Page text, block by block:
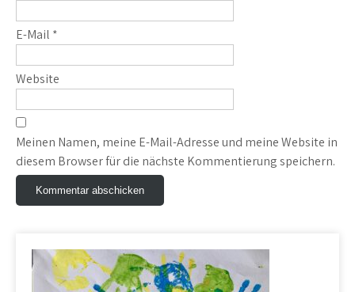
E-Mail *
Website
Meinen Namen, meine E-Mail-Adresse und meine Website in
diesem Browser für die nächste Kommentierung speichern.